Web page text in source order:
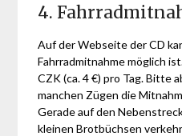
4.
Auf der Webseite der CD
Fahrradmitnahme möglich
CZK (ca. 4 €) pro Tag. Bitte
manchen Zügen die
Gerade auf den
kleinen Brotbüchsen